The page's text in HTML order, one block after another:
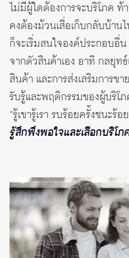
ไม่มีผู้ใดต้องการจะบริโภค
คงต้องม้วนเสื่อเก็บกลับบ้าน
ก็จะเริ่มสนใจองค์ประกอบอื่
จากตัวสินค้าเอง อาทิ กลยุท
สินค้า และการส่งเสริมการข
รับรู้และพฤติกรรมของผู้บริโ
“รู้เขารู้เรา รบร้อยครั้งชนะร้อ
รู้สึกพึงพอใจและเลือกบริโภ